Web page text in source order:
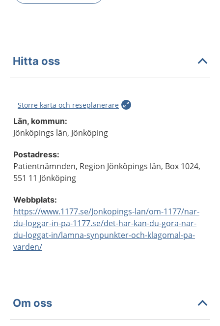
Hitta oss
Större karta och reseplanerare
Län, kommun:
Jönköpings län, Jönköping
Postadress:
Patientnämnden, Region Jönköpings län, Box 1024,
551 11 Jönköping
Webbplats:
https://www.1177.se/Jonkopings-lan/om-1177/nar-
du-loggar-in-pa-1177.se/det-har-kan-du-gora-nar-
du-loggat-in/lamna-synpunkter-och-klagomal-pa-
varden/
Om oss